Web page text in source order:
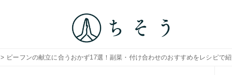
> ビーフンの献立に合うおかず17選！副菜・付け合わせのおすすめをレシピで